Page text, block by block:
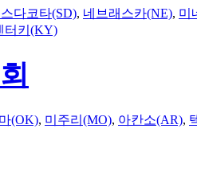
다코타(SD), 네브래스카(NE), 미
터키(KY)
(OK), 미주리(MO), 아칸소(AR),